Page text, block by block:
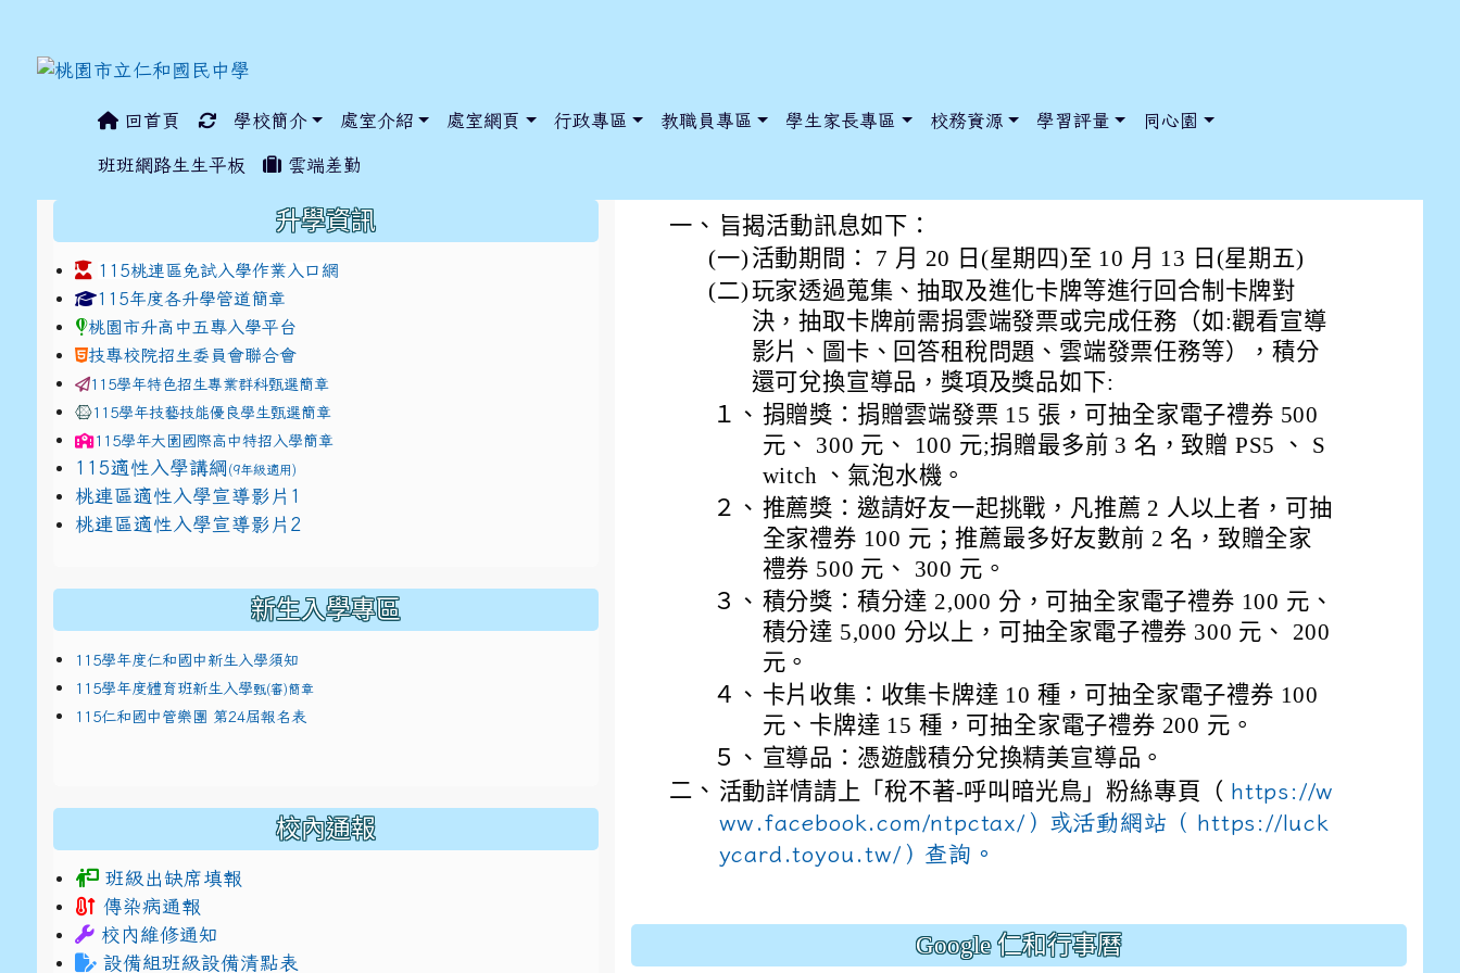
回首頁 學校簡介 處室介紹 處室網頁 行政專區 教職員專區 學生家長專區 校務資源 學習評量 同心園
班班網路生生平板 雲端差勤
新北市政府稅捐稽徵處舉辦「暗光鳥雲端幸運卡」網
一、 旨揭活動訊息如下：
(一) 活動期間： 7 月 20 日(星期四)至 10 月 13 日(星期五)
(二)玩家透過蒐集、抽取及進化卡牌等進行回合制卡牌對
決，抽取卡牌前需捐雲端發票或完成任務（如:觀看宣導
影片、圖卡、回答租稅問題、雲端發票任務等），積分
還可兌換宣導品，獎項及獎品如下:
１、 捐贈獎：捐贈雲端發票 15 張，可抽全家電子禮券 500
元、 300 元、 100 元;捐贈最多前 3 名，致贈 PS5 、 S
witch 、氣泡水機。
２、 推薦獎：邀請好友一起挑戰，凡推薦 2 人以上者，可抽
全家禮券 100 元；推薦最多好友數前 2 名，致贈全家
禮券 500 元、 300 元。
３、 積分獎：積分達 2,000 分，可抽全家電子禮券 100 元、
積分達 5,000 分以上，可抽全家電子禮券 300 元、 200
元。
４、 卡片收集：收集卡牌達 10 種，可抽全家電子禮券 100
元、卡牌達 15 種，可抽全家電子禮券 200 元。
５、 宣導品：憑遊戲積分兌換精美宣導品。
二、 活動詳情請上「稅不著-呼叫暗光鳥」粉絲專頁（ https://w
ww.facebook.com/ntpctax/）或活動網站（ https://luck
ycard.toyou.tw/）查詢。
Google 仁和行事曆
升學資訊
115桃連區免試入學作業入口網
link to https://www.jhjhs.tyc.edu.tw/modules/tadnews/index.php?nsn=5425
115年度各升學管道簡章link to http://tyc.entry.edu.tw/NoExamImitate_TL/NoExamImitateHome/Page/Public/ChooseSys?s=05 style=font-size: 1rem; background-
link to http://tyc.entry.edu.tw/NoExamImitate_TL/NoExamImitateHome/Page/Public/ChooseSys?s=05 style=font-size: 1rem; background-
桃園市升高中五專入學平台
技專校院招生委員會聯合會
115學年特色招生專業群科甄選簡章
115學年技藝技能優良學生甄選簡章
115學年大園國際高中特招入學簡章
115適性入學講綱 (9年級適用)
link to https://docs.google.com/presentation/d/1x3bih9gNpRNolaz0znBOn--g7OisECve/
桃連區適性入學宣導影片1
link to https://docs.google.com/presentation/d/1x3bih9gNpRNolaz0znBOn--g7OisECve/
桃連區適性入學宣導影片2 link to https://docs.go114適性入學講綱 ogle.com/presentation/d/
新生入學專區
115學年度仁和國中新生入學須知
115學年度體育班新生入學甄(審)簡章
115仁和國中管樂團 第24屆報名表
校內通報
班級出缺席填報
傳染病通報
校內維修通知
設備組班級設備清點表